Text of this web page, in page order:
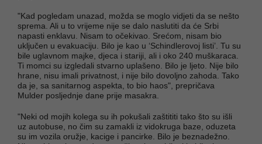
"Kad pogledam unazad, možda se moglo vidjeti da se nešto
sprema. Ali u to vrijeme nije se dalo naslutiti da će Srbi
napasti enklavu. Nisam to očekivao. Srećom, nisam bio
uključen u evakuaciju. Bilo je kao u ‘Schindlerovoj listi’. Tu su
bile uglavnom majke, djeca i stariji, ali i oko 240 muškaraca.
Ti momci su izgledali stvarno uplašeno. Bilo je ljeto. Nije bilo
hrane, nisu imali privatnost, i nije bilo dovoljno zahoda. Tako
da je, sa sanitarnog aspekta, to bio haos", prepričava
Mulder posljednje dane prije masakra.
"Neki od mojih kolega su ih pokušali zaštititi tako što su išli
uz autobuse, no čim su zamakli iz vidokruga baze, oduzeta
su im vozila oružje, kacige i pancirke. Bilo je beznadežno.